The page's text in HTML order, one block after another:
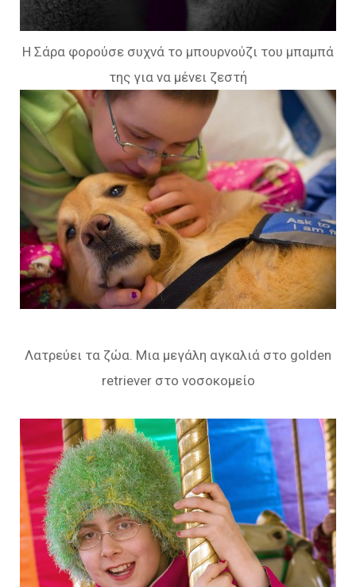
Η Σάρα φορούσε συχνά το μπουρνούζι του μπαμπά
της για να μένει ζεστή
Λατρεύει τα ζώα. Μια μεγάλη αγκαλιά στο golden
retriever στο νοσοκομείο